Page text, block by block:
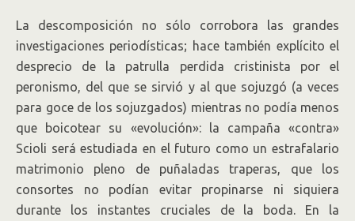
La descomposición no sólo corrobora las grandes
investigaciones periodísticas; hace también explícito el
desprecio de la patrulla perdida cristinista por el
peronismo, del que se sirvió y al que sojuzgó (a veces
para goce de los sojuzgados) mientras no podía menos
que boicotear su «evolución»: la campaña «contra»
Scioli será estudiada en el futuro como un estrafalario
matrimonio pleno de puñaladas traperas, que los
consortes no podían evitar propinarse ni siquiera
durante los instantes cruciales de la boda. En la